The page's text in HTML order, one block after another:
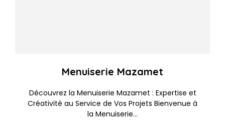
Menuiserie Mazamet
Découvrez la Menuiserie Mazamet : Expertise et
Créativité au Service de Vos Projets Bienvenue à
la Menuiserie...